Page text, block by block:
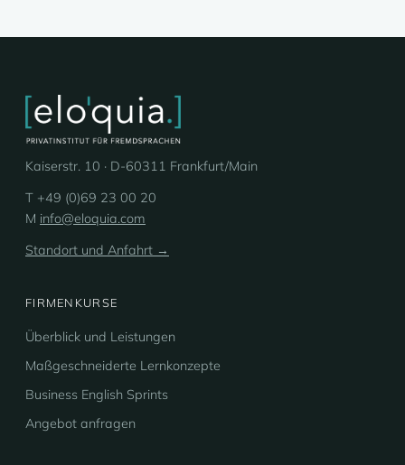
Kaiserstr. 10 · D-60311 Frankfurt/Main
T +49 (0)69 23 00 20
M info@eloquia.com
Standort und Anfahrt →
FIRMENKURSE
Überblick und Leistungen
Maßgeschneiderte Lernkonzepte
Business English Sprints
Angebot anfragen